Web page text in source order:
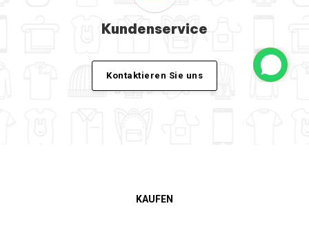
Kundenservice
Kontaktieren Sie uns
KAUFEN